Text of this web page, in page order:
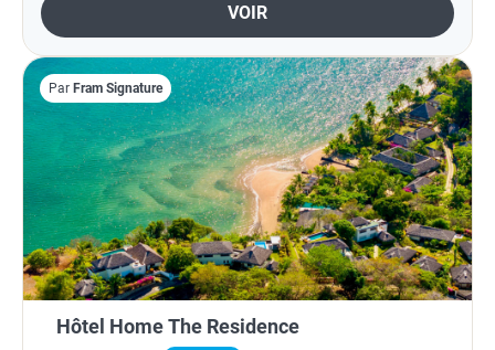
VOIR
Par Fram Signature
Hôtel Home The Residence